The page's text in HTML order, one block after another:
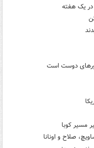
دوست است
مسیر کوبا
صلاح و اونانا